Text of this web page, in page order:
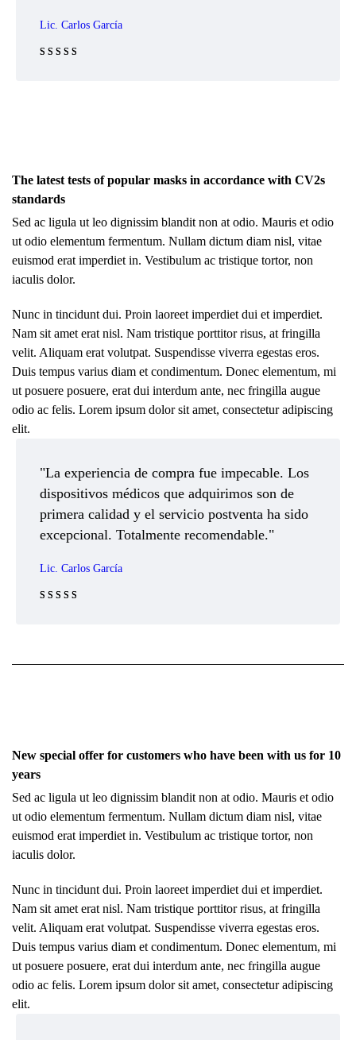
Lic. Carlos García
The latest tests of popular masks in accordance with CV2s
standards
Sed ac ligula ut leo dignissim blandit non at odio. Mauris et odio
ut odio elementum fermentum. Nullam dictum diam nisl, vitae
euismod erat imperdiet in. Vestibulum ac tristique tortor, non
iaculis dolor.
Nunc in tincidunt dui. Proin laoreet imperdiet dui et imperdiet.
Nam sit amet erat nisl. Nam tristique porttitor risus, at fringilla
velit. Aliquam erat volutpat. Suspendisse viverra egestas eros.
Duis tempus varius diam et condimentum. Donec elementum, mi
ut posuere posuere, erat dui interdum ante, nec fringilla augue
odio ac felis. Lorem ipsum dolor sit amet, consectetur adipiscing
elit.
"La experiencia de compra fue impecable. Los
dispositivos médicos que adquirimos son de
primera calidad y el servicio postventa ha sido
excepcional. Totalmente recomendable."
Lic. Carlos García
New special offer for customers who have been with us for 10
years
Sed ac ligula ut leo dignissim blandit non at odio. Mauris et odio
ut odio elementum fermentum. Nullam dictum diam nisl, vitae
euismod erat imperdiet in. Vestibulum ac tristique tortor, non
iaculis dolor.
Nunc in tincidunt dui. Proin laoreet imperdiet dui et imperdiet.
Nam sit amet erat nisl. Nam tristique porttitor risus, at fringilla
velit. Aliquam erat volutpat. Suspendisse viverra egestas eros.
Duis tempus varius diam et condimentum. Donec elementum, mi
ut posuere posuere, erat dui interdum ante, nec fringilla augue
odio ac felis. Lorem ipsum dolor sit amet, consectetur adipiscing
elit.